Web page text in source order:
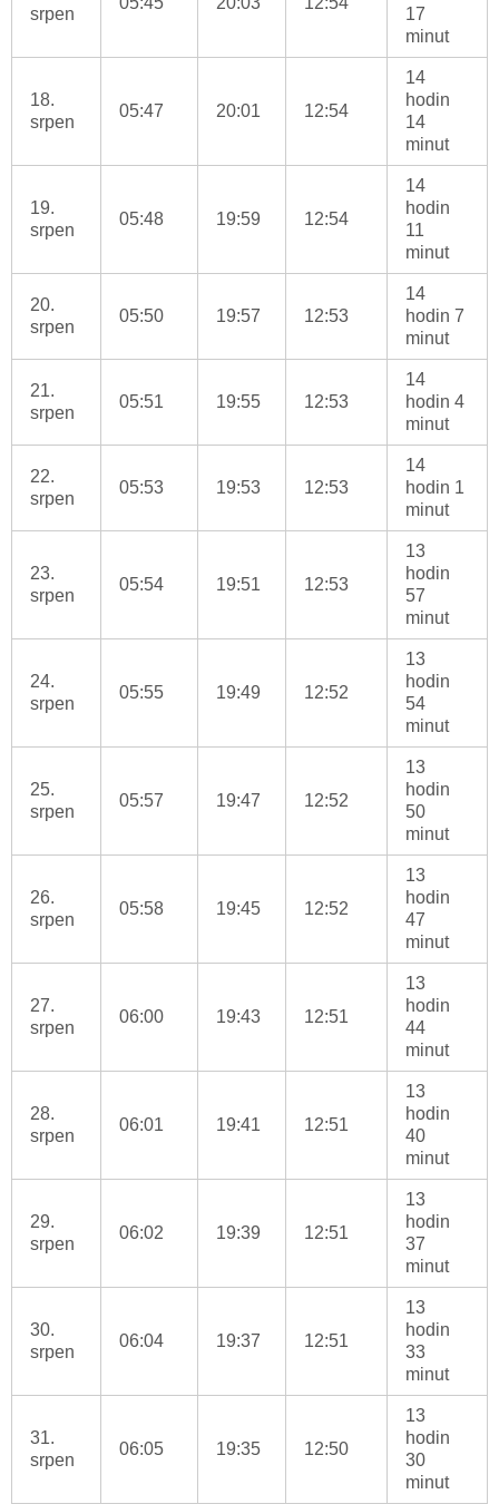
srpen
17
minut
18.
srpen
05:47 20:01 12:54
14
hodin
14
minut
19.
srpen
05:48 19:59 12:54
14
hodin
11
minut
20.
srpen
05:50 19:57 12:53
14
hodin 7
minut
21.
srpen
05:51 19:55 12:53
14
hodin 4
minut
22.
srpen
05:53 19:53 12:53
14
hodin 1
minut
23.
srpen
05:54 19:51 12:53
13
hodin
57
minut
24.
srpen
05:55 19:49 12:52
13
hodin
54
minut
25.
srpen
05:57 19:47 12:52
13
hodin
50
minut
26.
srpen
05:58 19:45 12:52
13
hodin
47
minut
27.
srpen
06:00 19:43 12:51
13
hodin
44
minut
28.
srpen
06:01 19:41 12:51
13
hodin
40
minut
29.
srpen
06:02 19:39 12:51
13
hodin
37
minut
30.
srpen
06:04 19:37 12:51
13
hodin
33
minut
31.
srpen
06:05 19:35 12:50
13
hodin
30
minut